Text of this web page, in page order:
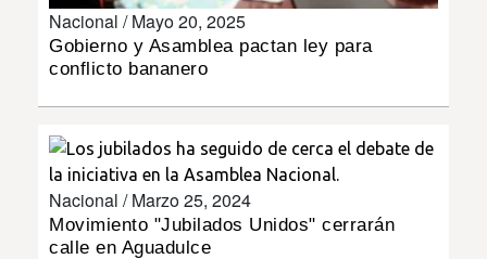
DEPORTES
INSÓLITAS
MULTIMEDIA
Nacional /Mayo 20, 2025
Gobierno y Asamblea pactan ley para
conflicto bananero
Nacional /Marzo 25, 2024
Movimiento "Jubilados Unidos" cerrarán
calle en Aguadulce